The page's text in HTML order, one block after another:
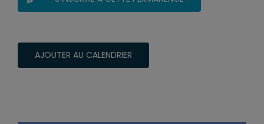
AJOUTER AU CALENDRIER